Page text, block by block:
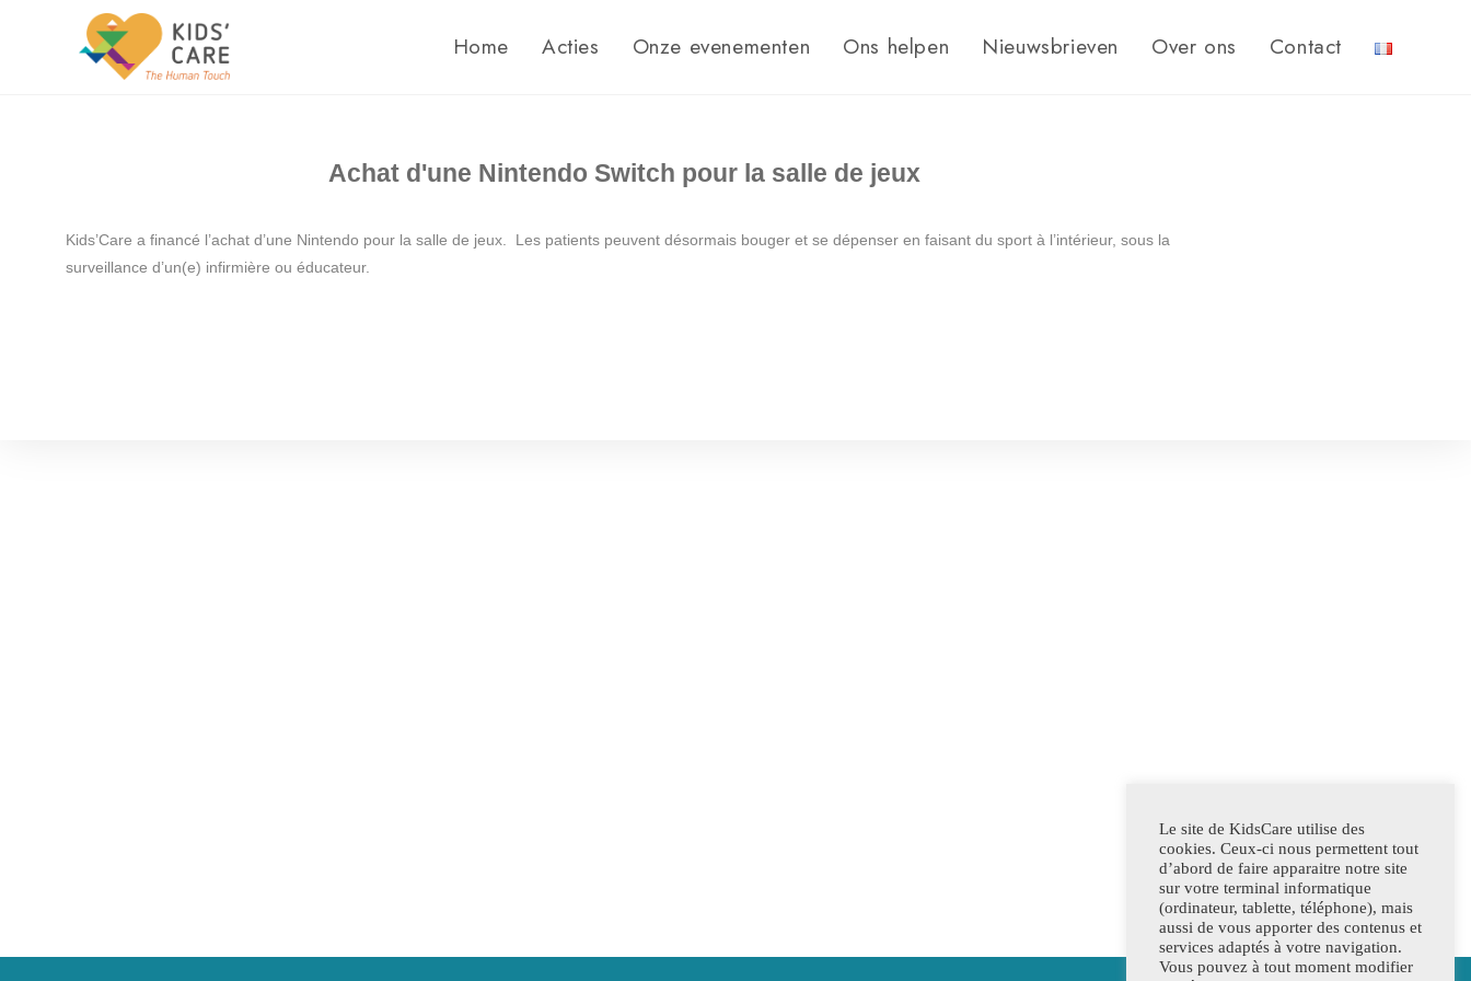
Home Acties Onze evenementen Ons helpen Nieuwsbrieven Over ons Contact
Achat d'une Nintendo Switch pour la salle de jeux
Kids’Care a financé l’achat d’une Nintendo pour la salle de jeux. Les patients peuvent désormais bouger et se dépenser en faisant du sport à l’intérieur, sous la
surveillance d’un(e) infirmière ou éducateur.
Le site de KidsCare utilise des
cookies. Ceux-ci nous permettent tout
d’abord de faire apparaitre notre site
sur votre terminal informatique
(ordinateur, tablette, téléphone), mais
aussi de vous apporter des contenus et
services adaptés à votre navigation.
Vous pouvez à tout moment modifier